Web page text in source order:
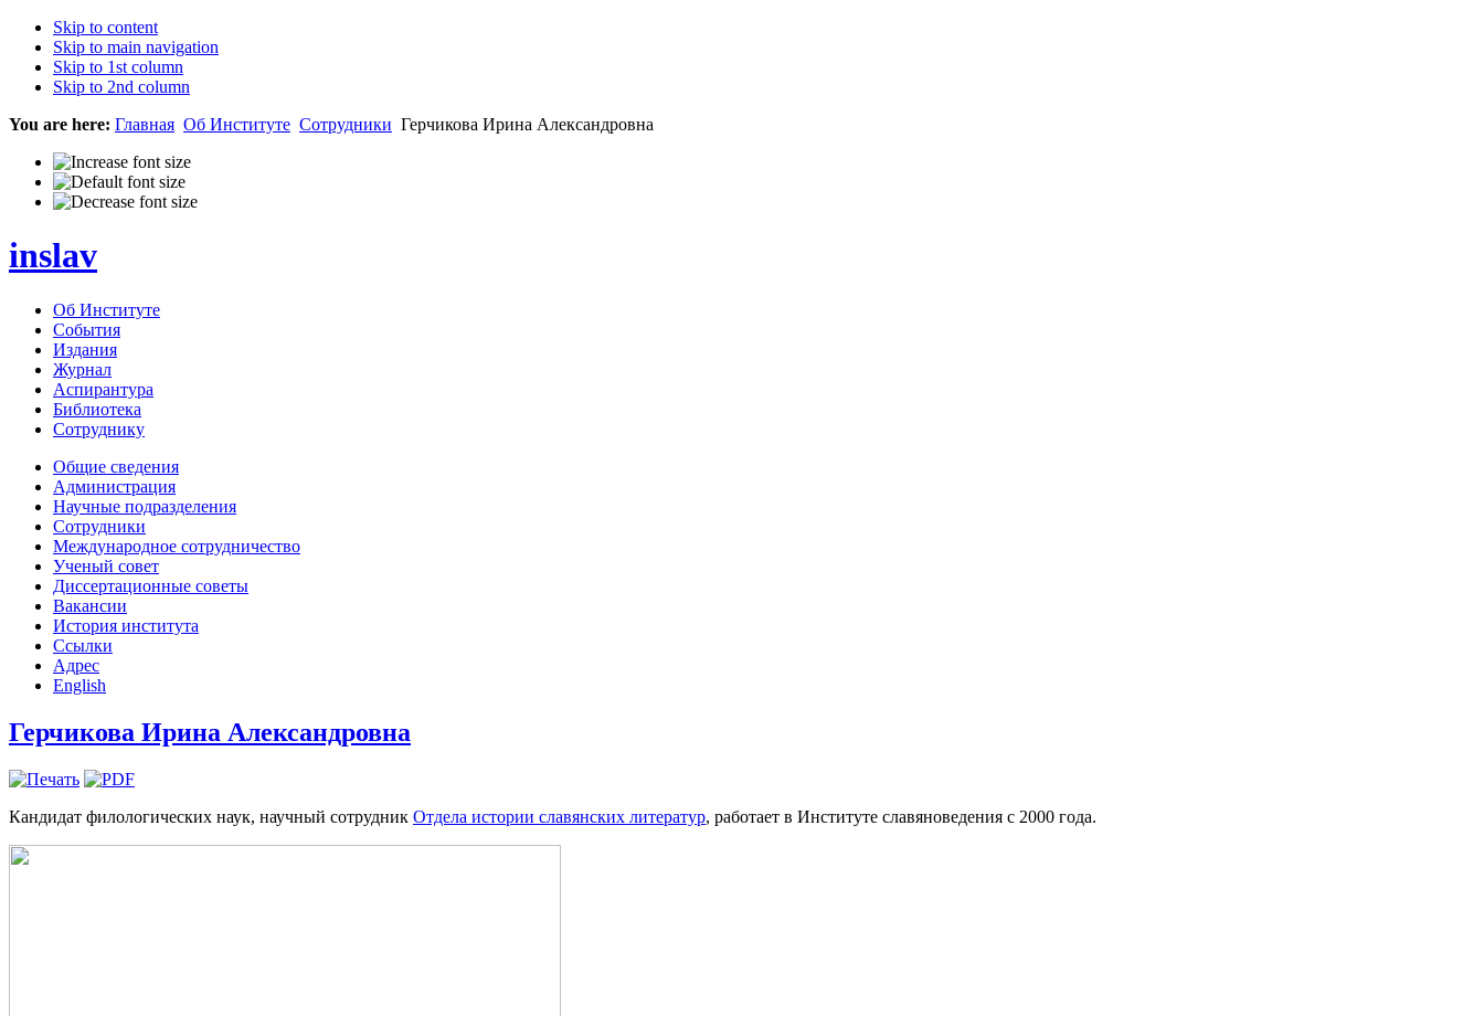
Skip to content
Skip to main navigation
Skip to 1st column
Skip to 2nd column
You are here: Главная Об Институте Сотрудники Герчикова Ирина Александровна
inslav
Об Институте
События
Издания
Журнал
Аспирантура
Библиотека
Сотруднику
Общие сведения
Администрация
Научные подразделения
Сотрудники
Международное сотрудничество
Ученый совет
Диссертационные советы
Вакансии
История института
Ссылки
Адрес
English
Герчикова Ирина Александровна
Кандидат филологических наук, научный сотрудник Отдела истории славянских литератур, работает в Институте славяноведения с 2000 года.